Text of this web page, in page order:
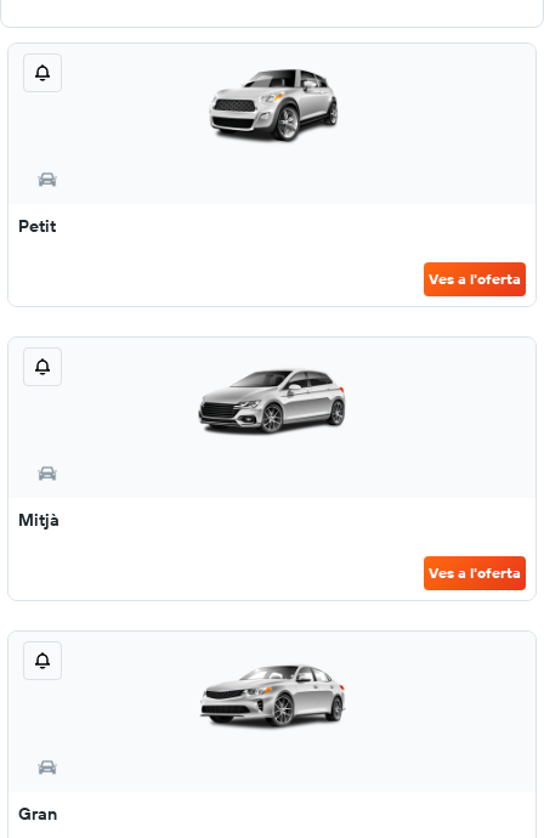
Petit
Ves a l'oferta
Mitjà
Ves a l'oferta
Gran